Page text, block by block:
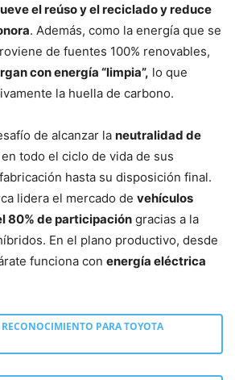
el reúso y el reciclado y reduce
. Además, como la energía que se
de fuentes 100% renovables,
con energía “limpia”, lo que
la huella de carbono.
de alcanzar la neutralidad de
en todo el ciclo de vida de sus
hasta su disposición final.
lidera el mercado de vehículos
80% de participación gracias a la
En el plano productivo, desde
funciona con energía eléctrica
PARA TOYOTA